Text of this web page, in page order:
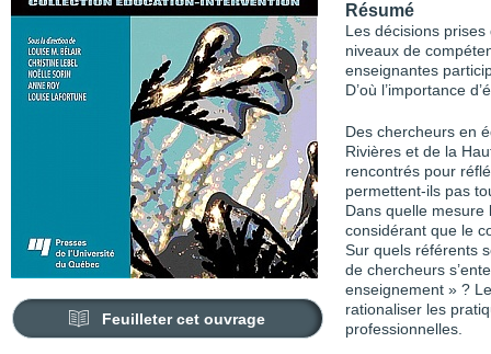
Feuilleter cet ouvrage
Résumé
Les décisions
niveaux de
enseignantes
D’où l’importance
Des chercheurs en
Rivières et de la
rencontrés pour
permettent-ils pas
Dans quelle mesure
considérant que le
Sur quels référents
de chercheurs
enseignement » ?
rationaliser les
professionnelles.